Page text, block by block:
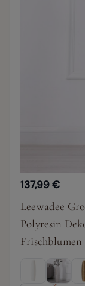
137,99 €
Leewadee
Polyresin
Frischblumen